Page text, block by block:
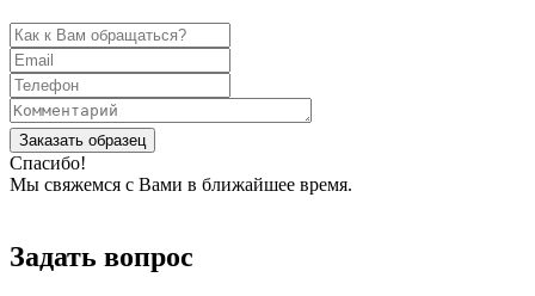
Заказать образец
Спасибо!
Мы свяжемся с Вами в ближайшее время.
Задать вопрос